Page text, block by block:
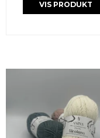
VIS PRODUKT